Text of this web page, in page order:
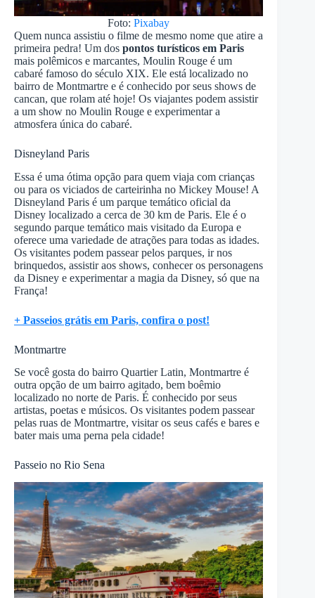
Foto:Pixabay
Quem nunca assistiu o filme de mesmo nome que atire a
primeira pedra! Um dos pontos turísticos em Paris
mais polêmicos e marcantes, Moulin Rouge é um
cabaré famoso do século XIX. Ele está localizado no
bairro de Montmartre e é conhecido por seus shows de
cancan, que rolam até hoje! Os viajantes podem assistir
a um show no Moulin Rouge e experimentar a
atmosfera única do cabaré.
Disneyland Paris
Essa é uma ótima opção para quem viaja com crianças
ou para os viciados de carteirinha no Mickey Mouse! A
Disneyland Paris é um parque temático oficial da
Disney localizado a cerca de 30 km de Paris. Ele é o
segundo parque temático mais visitado da Europa e
oferece uma variedade de atrações para todas as idades.
Os visitantes podem passear pelos parques, ir nos
brinquedos, assistir aos shows, conhecer os personagens
da Disney e experimentar a magia da Disney, só que na
França!
+ Passeios grátis em Paris, confira o post!
Montmartre
Se você gosta do bairro Quartier Latin, Montmartre é
outra opção de um bairro agitado, bem boêmio
localizado no norte de Paris. É conhecido por seus
artistas, poetas e músicos. Os visitantes podem passear
pelas ruas de Montmartre, visitar os seus cafés e bares e
bater mais uma perna pela cidade!
Passeio no Rio Sena